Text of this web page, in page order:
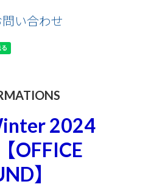
い合わせ
2024
OFFICE
】